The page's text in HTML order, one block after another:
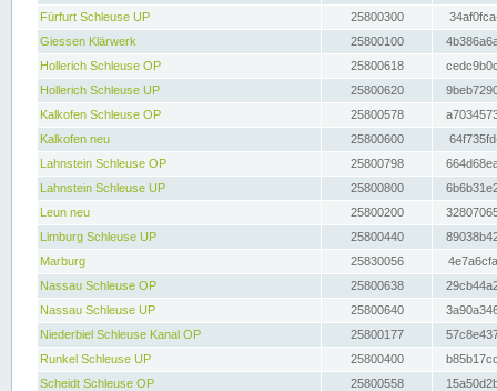
Fürfurt Schleuse UP
25800300
Giessen Klärwerk
25800100
Hollerich Schleuse OP
25800618
Hollerich Schleuse UP
25800620
Kalkofen Schleuse OP
25800578
Kalkofen neu
25800600
Lahnstein Schleuse OP
25800798
Lahnstein Schleuse UP
25800800
Leun neu
25800200
Limburg Schleuse UP
25800440
Marburg
25830056
Nassau Schleuse OP
25800638
Nassau Schleuse UP
25800640
Niederbiel Schleuse Kanal OP
25800177
Runkel Schleuse UP
25800400
Scheidt Schleuse OP
25800558